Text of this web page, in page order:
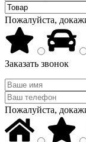
Пожалуйста,
Заказать звонок
Пожалуйста,